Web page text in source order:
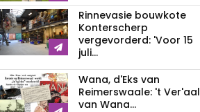
Rinnevasie bouwkote
Konterscherp
vergevorderd: 'Voor 15
juli...
Wana, d'Eks van
Reimerswaale: 't Ver'aal
van Wana...